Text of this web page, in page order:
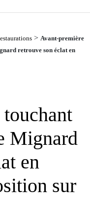
> Avant-première
retrouve son éclat en
Mignard
en
sur